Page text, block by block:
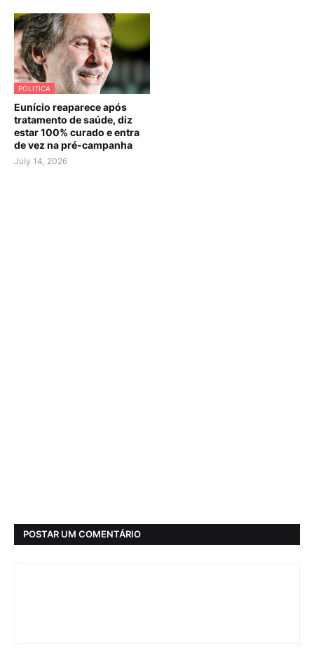
POLITICA
Eunício reaparece após
tratamento de saúde, diz
estar 100% curado e entra
de vez na pré-campanha
July 14, 2026
POSTAR UM COMENTÁRIO